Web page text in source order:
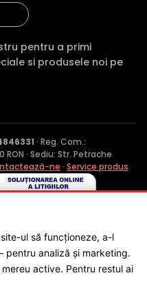
pentru a primi
si produsele noi pe
· Reg. Com.:
RON · Sediu: Str. Petrache
ne · Service produs
ONLINE SRL
ul să funcționeze, a-l
analiză și marketing.
active. Pentru restul ai